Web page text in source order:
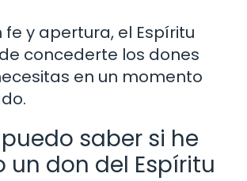
fe y apertura, el Espíritu
concederte los dones
en un momento
saber si he
un don del Espíritu